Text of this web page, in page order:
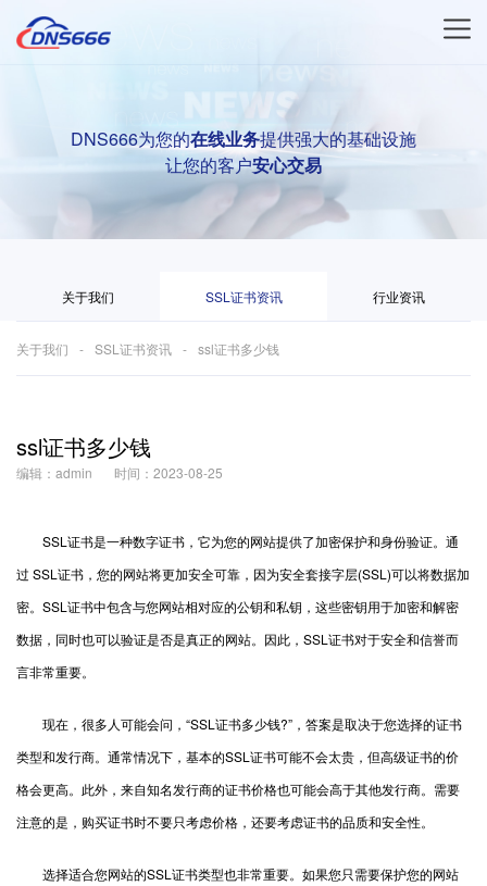
DNS666为您的在线业务提供强大的基础设施
让您的客户安心交易
关于我们 SSL证书资讯 行业资讯
关于我们 SSL证书资讯 ssl证书多少钱
ssl证书多少钱
编辑：admin 时间：2023-08-25
SSL证书是一种数字证书，它为您的网站提供了加密保护和身份验证。通
过 SSL证书，您的网站将更加安全可靠，因为安全套接字层(SSL)可以将数据加
密。SSL证书中包含与您网站相对应的公钥和私钥，这些密钥用于加密和解密
数据，同时也可以验证是否是真正的网站。因此，SSL证书对于安全和信誉而
言非常重要。
现在，很多人可能会问，“SSL证书多少钱?”，答案是取决于您选择的证书
类型和发行商。通常情况下，基本的SSL证书可能不会太贵，但高级证书的价
格会更高。此外，来自知名发行商的证书价格也可能会高于其他发行商。需要
注意的是，购买证书时不要只考虑价格，还要考虑证书的品质和安全性。
选择适合您网站的SSL证书类型也非常重要。如果您只需要保护您的网站